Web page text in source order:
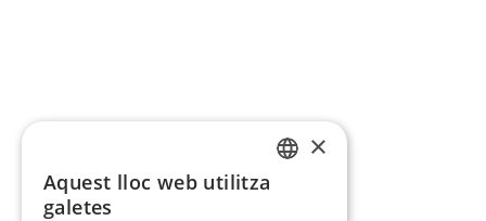
×
Aquest lloc web utilitza
galetes